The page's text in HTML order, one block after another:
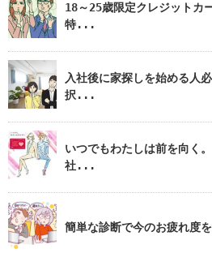
18～25歳限定クレジットカ
特...
入社後に家探しを始める人
択...
いつでもわたしは前を向く
社...
簡単な診断で今のお疲れ度